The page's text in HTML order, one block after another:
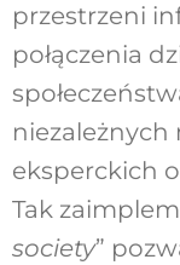
przestrzeni
połączenia
eksperckich
Tak
society”